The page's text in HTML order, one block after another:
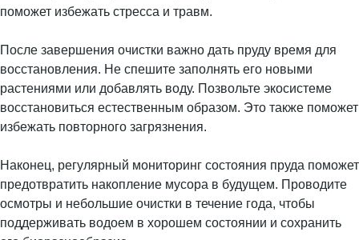
поможет избежать стресса и травм.
После завершения очистки важно дать пруду время для
восстановления. Не спешите заполнять его новыми
растениями или добавлять воду. Позвольте экосистеме
восстановиться естественным образом. Это также поможет
избежать повторного загрязнения.
Наконец, регулярный мониторинг состояния пруда поможет
предотвратить накопление мусора в будущем. Проводите
осмотры и небольшие очистки в течение года, чтобы
поддерживать водоем в хорошем состоянии и сохранить